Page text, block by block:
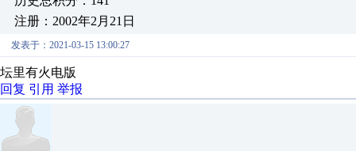
注册：2002年2月21日
发表于：2021-03-15 13:00:27
坛里有火电版
回复 引用 举报